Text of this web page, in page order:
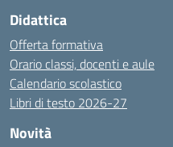
Didattica
Offerta formativa
Orario classi, docenti e aule
Calendario scolastico
Libri di testo 2026-27
Novità